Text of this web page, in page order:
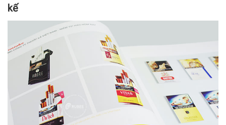
kế